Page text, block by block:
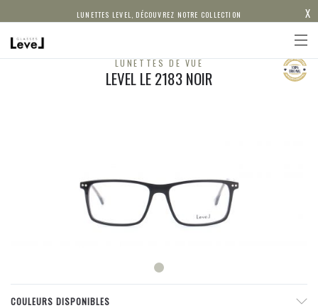
LUNETTES LEVEL, DÉCOUVREZ NOTRE COLLECTION X
LUNETTES DE VUE
LEVEL LE 2183 NOIR
COULEURS DISPONIBLES